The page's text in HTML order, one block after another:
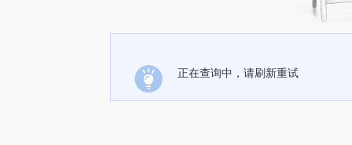
正在查询中，请刷新重试